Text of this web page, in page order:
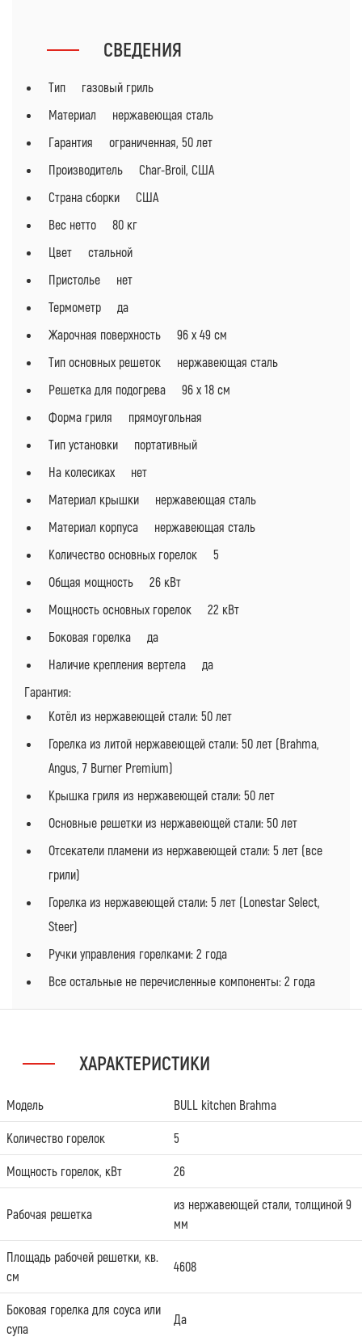
СВЕДЕНИЯ
Тип газовый гриль
Материал нержавеющая сталь
Гарантия ограниченная, 50 лет
Производитель Char-Broil, США
Страна сборки США
Вес нетто 80 кг
Цвет стальной
Пристолье нет
Термометр да
Жарочная поверхность 96 х 49 см
Тип основных решеток нержавеющая сталь
Решетка для подогрева 96 х 18 см
Форма гриля прямоугольная
Тип установки портативный
На колесиках нет
Материал крышки нержавеющая сталь
Материал корпуса нержавеющая сталь
Количество основных горелок 5
Общая мощность 26 кВт
Мощность основных горелок 22 кВт
Боковая горелка да
Наличие крепления вертела да
Гарантия:
Котёл из нержавеющей стали: 50 лет
Горелка из литой нержавеющей стали: 50 лет (Brahma,
Angus, 7 Burner Premium)
Крышка гриля из нержавеющей стали: 50 лет
Основные решетки из нержавеющей стали: 50 лет
Отсекатели пламени из нержавеющей стали: 5 лет (все
грили)
Горелка из нержавеющей стали: 5 лет (Lonestar Select,
Steer)
Ручки управления горелками: 2 года
Все остальные не перечисленные компоненты: 2 года
ХАРАКТЕРИСТИКИ
Модель BULL kitchen Brahma
Количество горелок 5
Мощность горелок, кВт 26
Рабочая решетка
из нержавеющей стали, толщиной 9
мм
Площадь рабочей решетки, кв.
см
4608
Боковая горелка для соуса или
супа
Да